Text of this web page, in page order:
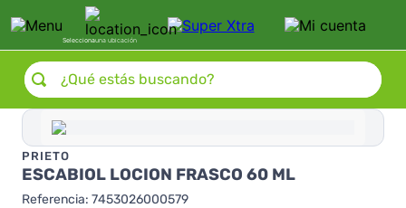
Seleccionauna ubicación
¿Qué estás buscando?
PRIETO
ESCABIOL LOCION FRASCO 60 ML
Referencia: 7453026000579